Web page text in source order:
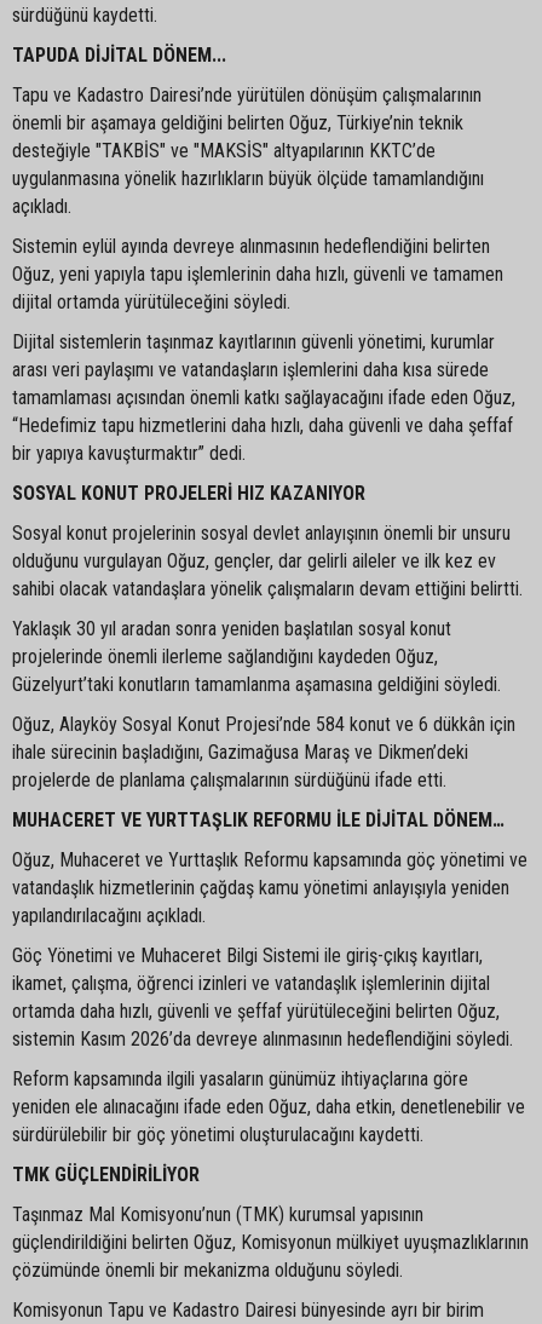
sürdüğünü kaydetti.
TAPUDA DİJİTAL DÖNEM...
Tapu ve Kadastro Dairesi’nde yürütülen dönüşüm çalışmalarının
önemli bir aşamaya geldiğini belirten Oğuz, Türkiye’nin teknik
desteğiyle "TAKBİS" ve "MAKSİS" altyapılarının KKTC’de
uygulanmasına yönelik hazırlıkların büyük ölçüde tamamlandığını
açıkladı.
Sistemin eylül ayında devreye alınmasının hedeflendiğini belirten
Oğuz, yeni yapıyla tapu işlemlerinin daha hızlı, güvenli ve tamamen
dijital ortamda yürütüleceğini söyledi.
Dijital sistemlerin taşınmaz kayıtlarının güvenli yönetimi, kurumlar
arası veri paylaşımı ve vatandaşların işlemlerini daha kısa sürede
tamamlaması açısından önemli katkı sağlayacağını ifade eden Oğuz,
“Hedefimiz tapu hizmetlerini daha hızlı, daha güvenli ve daha şeffaf
bir yapıya kavuşturmaktır” dedi.
SOSYAL KONUT PROJELERİ HIZ KAZANIYOR
Sosyal konut projelerinin sosyal devlet anlayışının önemli bir unsuru
olduğunu vurgulayan Oğuz, gençler, dar gelirli aileler ve ilk kez ev
sahibi olacak vatandaşlara yönelik çalışmaların devam ettiğini belirtti.
Yaklaşık 30 yıl aradan sonra yeniden başlatılan sosyal konut
projelerinde önemli ilerleme sağlandığını kaydeden Oğuz,
Güzelyurt’taki konutların tamamlanma aşamasına geldiğini söyledi.
Oğuz, Alayköy Sosyal Konut Projesi’nde 584 konut ve 6 dükkân için
ihale sürecinin başladığını, Gazimağusa Maraş ve Dikmen’deki
projelerde de planlama çalışmalarının sürdüğünü ifade etti.
MUHACERET VE YURTTAŞLIK REFORMU İLE DİJİTAL DÖNEM…
Oğuz, Muhaceret ve Yurttaşlık Reformu kapsamında göç yönetimi ve
vatandaşlık hizmetlerinin çağdaş kamu yönetimi anlayışıyla yeniden
yapılandırılacağını açıkladı.
Göç Yönetimi ve Muhaceret Bilgi Sistemi ile giriş-çıkış kayıtları,
ikamet, çalışma, öğrenci izinleri ve vatandaşlık işlemlerinin dijital
ortamda daha hızlı, güvenli ve şeffaf yürütüleceğini belirten Oğuz,
sistemin Kasım 2026’da devreye alınmasının hedeflendiğini söyledi.
Reform kapsamında ilgili yasaların günümüz ihtiyaçlarına göre
yeniden ele alınacağını ifade eden Oğuz, daha etkin, denetlenebilir ve
sürdürülebilir bir göç yönetimi oluşturulacağını kaydetti.
TMK GÜÇLENDİRİLİYOR
Taşınmaz Mal Komisyonu’nun (TMK) kurumsal yapısının
güçlendirildiğini belirten Oğuz, Komisyonun mülkiyet uyuşmazlıklarının
çözümünde önemli bir mekanizma olduğunu söyledi.
Komisyonun Tapu ve Kadastro Dairesi bünyesinde ayrı bir birim